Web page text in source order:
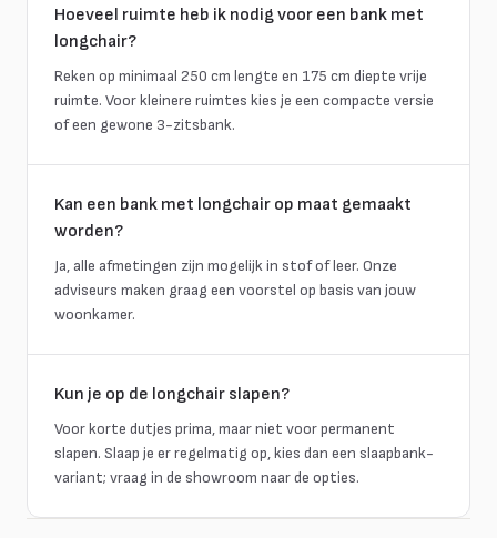
Hoeveel ruimte heb ik nodig voor een bank met
longchair?
Reken op minimaal 250 cm lengte en 175 cm diepte vrije
ruimte. Voor kleinere ruimtes kies je een compacte versie
of een gewone 3-zitsbank.
Kan een bank met longchair op maat gemaakt
worden?
Ja, alle afmetingen zijn mogelijk in stof of leer. Onze
adviseurs maken graag een voorstel op basis van jouw
woonkamer.
Kun je op de longchair slapen?
Voor korte dutjes prima, maar niet voor permanent
slapen. Slaap je er regelmatig op, kies dan een slaapbank-
variant; vraag in de showroom naar de opties.